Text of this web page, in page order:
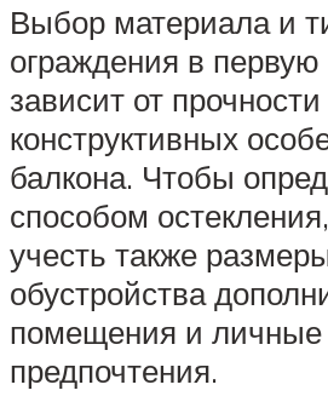
Выбор материала и
ограждения в первую
зависит от
конструктивных
балкона. Чтобы
способом
учесть также
обустройства
помещения и личные
предпочтения.